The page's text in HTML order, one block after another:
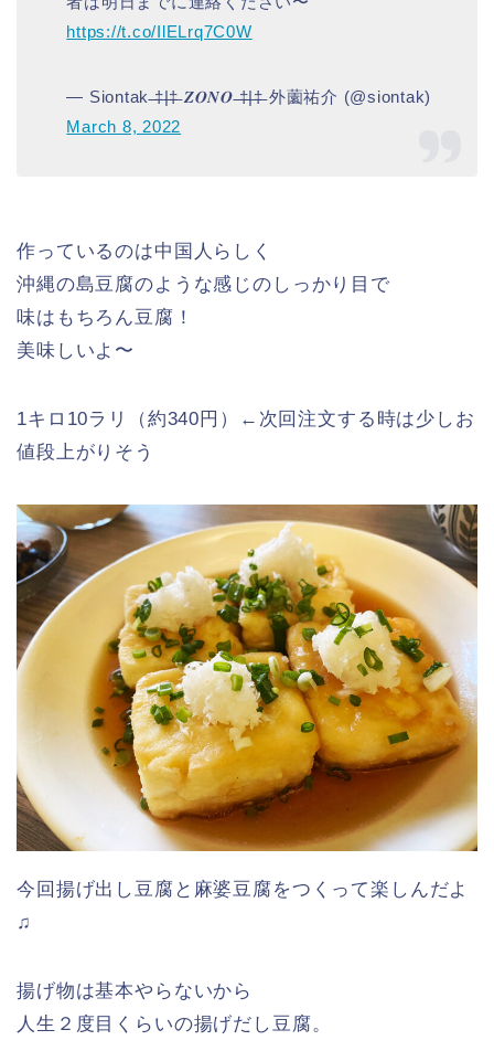
https://t.co/IlELrq7C0W
— Siontak ̶̶‡̶|̶‡̶ 𝒁𝑶𝑵𝑶 ̶̶‡̶|̶‡̶ 外薗祐介 (@siontak)
March 8, 2022
作っているのは中国人らしく
沖縄の島豆腐のような感じのしっかり目で
味はもちろん豆腐！
美味しいよ〜
1キロ10ラリ（約340円）←次回注文する時は少しお
値段上がりそう
今回揚げ出し豆腐と麻婆豆腐をつくって楽しんだよ
♫
揚げ物は基本やらないから
人生２度目くらいの揚げだし豆腐。